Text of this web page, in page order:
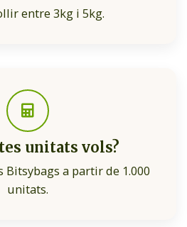
entre 3kg i 5kg.
unitats vols?
Bitsybags a partir de 1.000
unitats.